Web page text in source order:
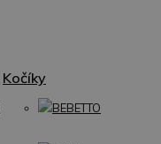
Kočíky
BEBETTO